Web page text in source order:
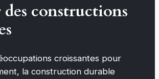
des constructions
croissantes pour
la construction durable